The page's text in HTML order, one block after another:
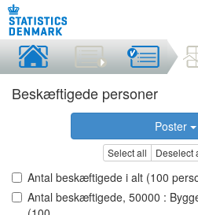
Beskæftigede personer
Poster
Select all Deselect
Antal beskæftigede i alt (100
Antal beskæftigede, 50000 :